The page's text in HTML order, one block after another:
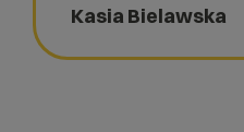
Kasia Bielawska